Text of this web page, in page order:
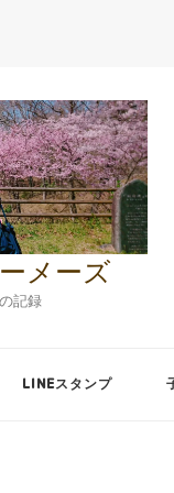
メーズ
記録
LINEスタンプ